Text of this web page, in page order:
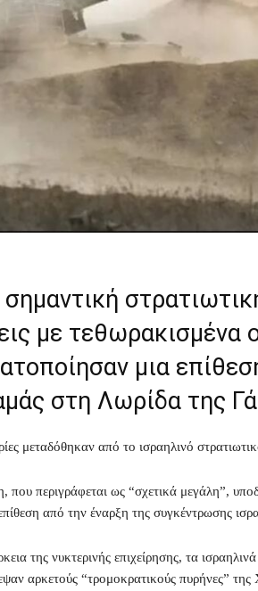
σημαντική
με τεθωρακισμένα
μια
στη Λωρίδα της
μεταδόθηκαν από το ισραηλινό
που περιγράφεται ως “σχετικά μεγάλη”,
από την έναρξη της συγκέντρωσης
της νυκτερινής επιχείρησης, τα
αρκετούς “τρομοκρατικούς πυρήνες”